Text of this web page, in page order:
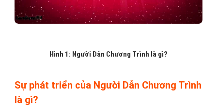
Hình 1: ​Người Dẫn Chương Trình là gì?
Sự phát triển của Người Dẫn Chương Trình
là gì?